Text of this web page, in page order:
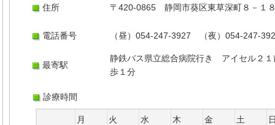
住所 〒420-0865 静岡市葵区東草深町８－１
電話番号 （昼）054-247-3927 （夜）054-247-
最寄駅
静鉄バス県立総合病院行き アイセル２１
歩１分
診療時間
月 火 水 木 金 土